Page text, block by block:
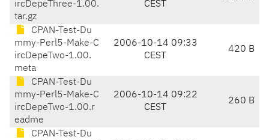
ircDepeThree-1.00.
tar.gz
CEST
CPAN-Test-Du
mmy-Perl5-Make-C
ircDepeTwo-1.00.
meta
2006-10-14 09:33
CEST
420 B
CPAN-Test-Du
mmy-Perl5-Make-C
ircDepeTwo-1.00.r
eadme
2006-10-14 09:22
CEST
260 B
CPAN-Test-Du